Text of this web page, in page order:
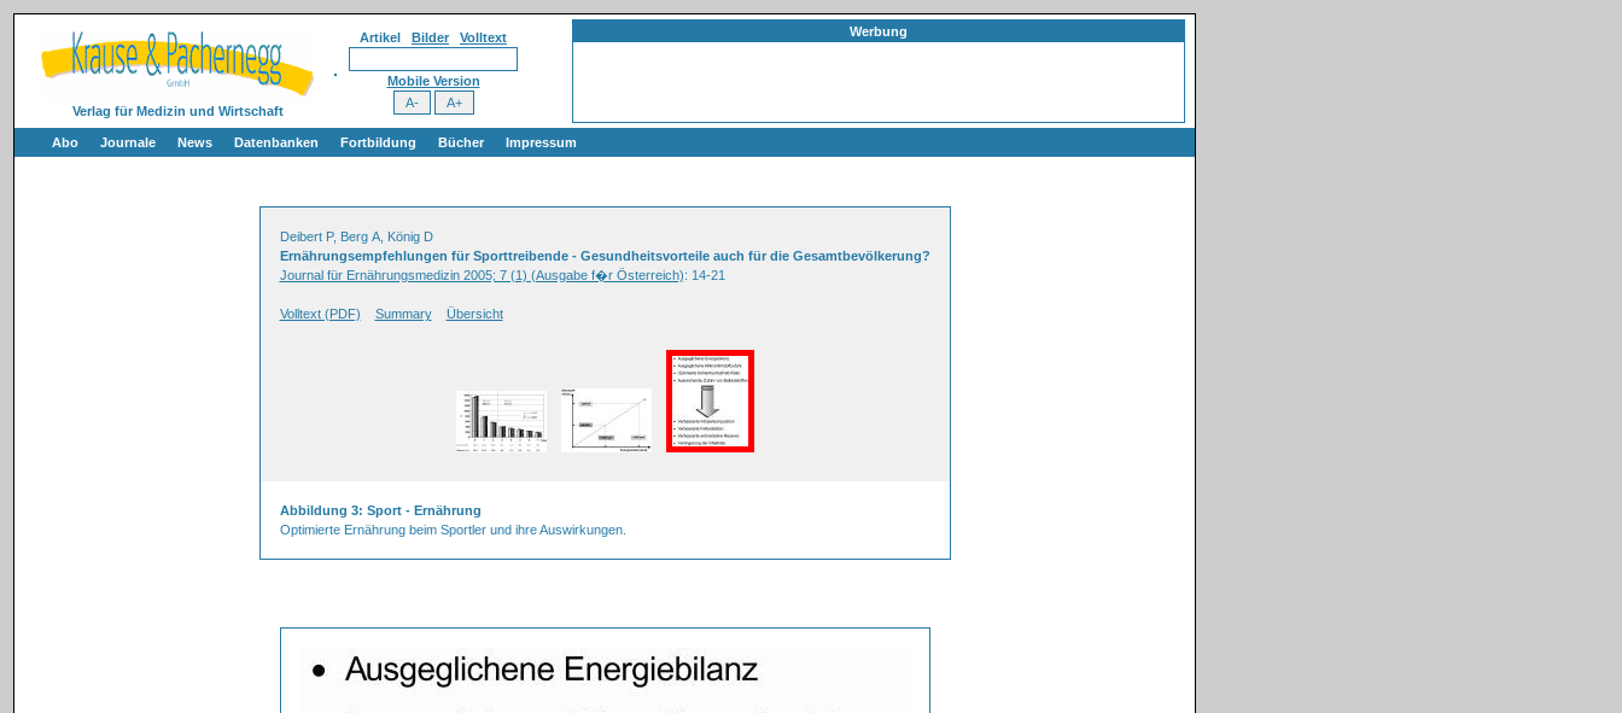
Verlag für Medizin und Wirtschaft
Artikel Bilder Volltext
Mobile Version
Werbung
Abo Journale News Datenbanken Fortbildung Bücher Impressum
Deibert P, Berg A, König D
Ernährungsempfehlungen für Sporttreibende - Gesundheitsvorteile auch für die Gesamtbevölkerung?
Journal für Ernährungsmedizin 2005; 7 (1) (Ausgabe f�r Österreich): 14-21
Volltext (PDF) Summary Übersicht
Abbildung 3: Sport - Ernährung
Optimierte Ernährung beim Sportler und ihre Auswirkungen.